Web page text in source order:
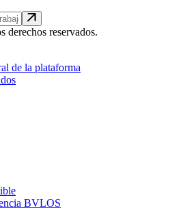
derechos reservados.
de la plataforma
BVLOS